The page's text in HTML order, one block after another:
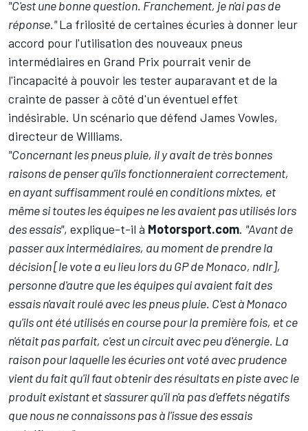
"C'est une bonne question. Franchement, je n'ai pas de
réponse."La frilosité de certaines écuries à donner leur
accord pour l'utilisation des nouveaux pneus
intermédiaires en Grand Prix pourrait venir de
l'incapacité à pouvoir les tester auparavant et de la
crainte de passer à côté d'un éventuel effet
indésirable. Un scénario que défend James Vowles,
directeur de Williams.
"Concernant les pneus pluie, il y avait de très bonnes
raisons de penser qu'ils fonctionneraient correctement,
en ayant suffisamment roulé en conditions mixtes, et
même si toutes les équipes ne les avaient pas utilisés lors
des essais", explique-t-il à Motorsport.com. "Avant de
passer aux intermédiaires, au moment de prendre la
décision [le vote a eu lieu lors du GP de Monaco, ndlr],
personne d'autre que les équipes qui avaient fait des
essais n'avait roulé avec les pneus pluie. C'est à Monaco
qu'ils ont été utilisés en course pour la première fois, et ce
n'était pas parfait, c'est un circuit avec peu d'énergie. La
raison pour laquelle les écuries ont voté avec prudence
vient du fait qu'il faut obtenir des résultats en piste avec le
produit existant et s'assurer qu'il n'a pas d'effets négatifs
que nous ne connaissons pas à l'issue des essais